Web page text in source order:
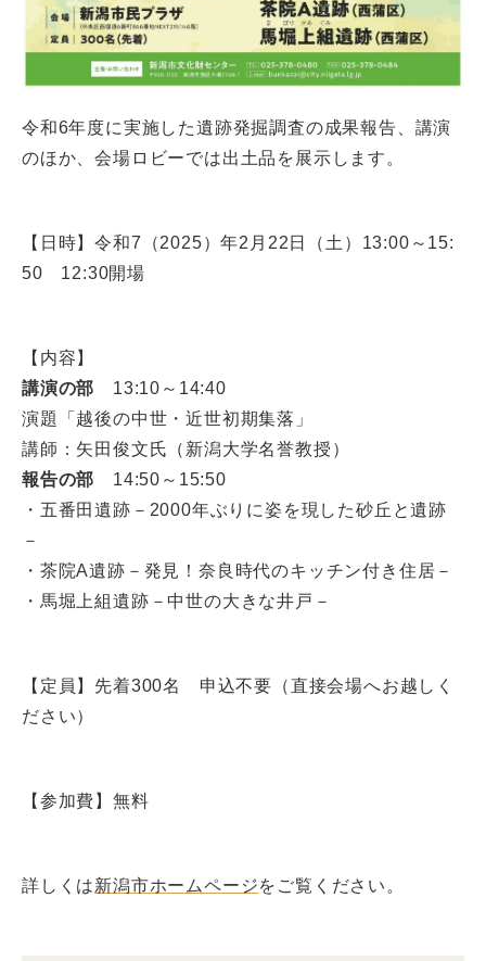
令和6年度に実施した遺跡発掘調査の成果報告、講演
のほか、会場ロビーでは出土品を展示します。
【日時】令和7（2025）年2月22日（土）13:00～15:
50 12:30開場
【内容】
講演の部 13:10～14:40
演題「越後の中世・近世初期集落」
講師：矢田俊文氏（新潟大学名誉教授）
報告の部 14:50～15:50
・五番田遺跡－2000年ぶりに姿を現した砂丘と遺跡
－
・茶院A遺跡－発見！奈良時代のキッチン付き住居－
・馬堀上組遺跡－中世の大きな井戸－
【定員】先着300名 申込不要（直接会場へお越しく
ださい）
【参加費】無料
詳しくは新潟市ホームページをご覧ください。